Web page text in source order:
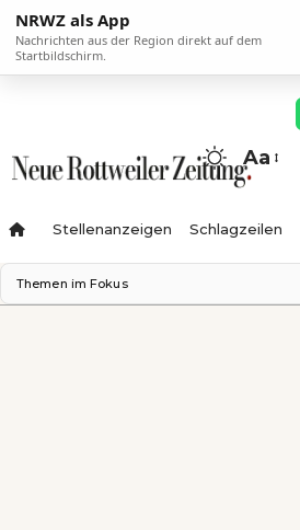
NRWZ als App
Nachrichten aus der Region direkt auf dem
Startbildschirm.
Aa
Stellenanzeigen Schlagzeilen
Themen im Fokus